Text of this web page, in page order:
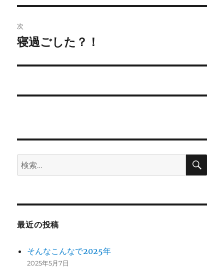
ビ
ゲ
ー
投
稿:
次
次
投
寝過ごした？！
検
索:
検
最近の投稿
そんなこんなで2025年
2025年5月7日